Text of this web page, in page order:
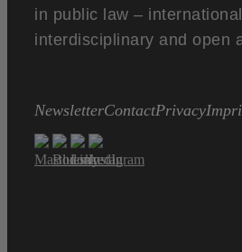
in public law –
interdisciplinary and open
NewsletterContactPrivacy